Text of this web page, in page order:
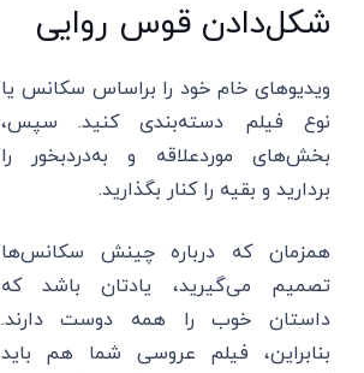
شکل‌دادن قوس روایی
ویدیوهای خام خود را براساس سکانس یا
نوع فیلم دسته‌بندی کنید. سپس،
بخش‌های موردعلاقه و به‌دردبخور را
بردارید و بقیه را کنار بگذارید.
همزمان که درباره چینش سکانس‌ها
تصمیم می‌گیرید، یادتان باشد که
داستان خوب را همه دوست دارند.
بنابراین، فیلم عروسی شما هم باید